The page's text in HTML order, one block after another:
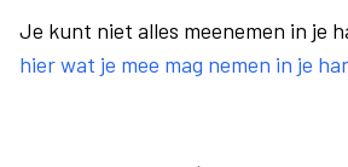
Je kunt niet alles meenemen in je
hier wat je mee mag nemen in je